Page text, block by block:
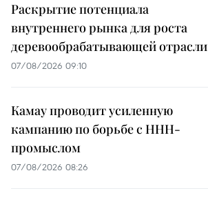
Раскрытие потенциала
внутреннего рынка для роста
деревообрабатывающей отрасли
07/08/2026 09:10
Камау проводит усиленную
кампанию по борьбе с ННН-
промыслом
07/08/2026 08:26